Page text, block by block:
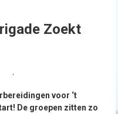
Zoekt
voor ‘t
De groepen zitten zo